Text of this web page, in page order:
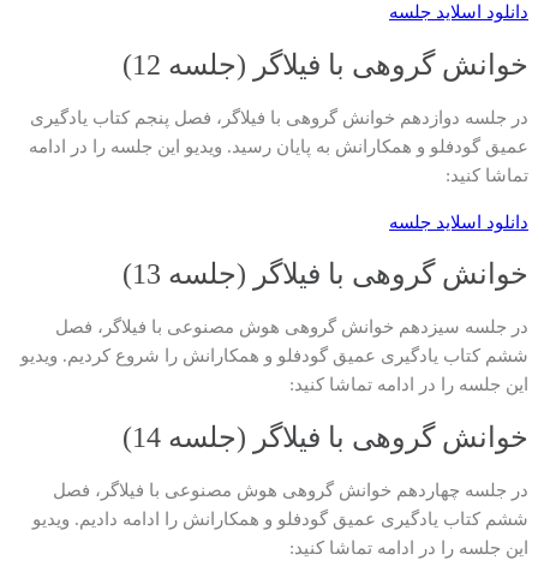
دانلود اسلاید جلسه
خوانش گروهی با فیلاگر (جلسه 12)
در جلسه دوازدهم خوانش گروهی با فیلاگر، فصل پنجم کتاب یادگیری
عمیق گودفلو و همکارانش به پایان رسید. ویدیو این جلسه را در ادامه
تماشا کنید:
دانلود اسلاید جلسه
خوانش گروهی با فیلاگر (جلسه 13)
در جلسه سیزدهم خوانش گروهی هوش مصنوعی با فیلاگر، فصل
ششم کتاب یادگیری عمیق گودفلو و همکارانش را شروع کردیم. ویدیو
این جلسه را در ادامه تماشا کنید:
خوانش گروهی با فیلاگر (جلسه 14)
در جلسه چهاردهم خوانش گروهی هوش مصنوعی با فیلاگر، فصل
ششم کتاب یادگیری عمیق گودفلو و همکارانش را ادامه دادیم. ویدیو
این جلسه را در ادامه تماشا کنید: